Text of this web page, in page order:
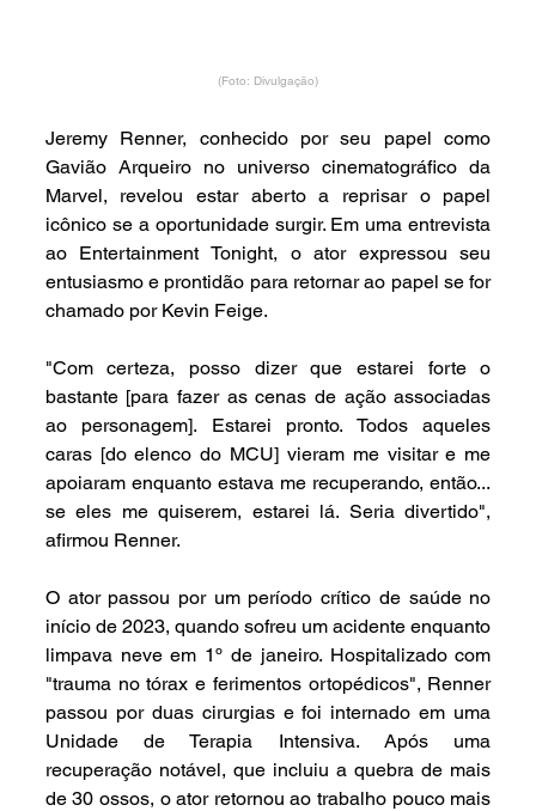
(Foto: Divulgação)
Jeremy Renner, conhecido por seu papel como
Gavião Arqueiro no universo cinematográfico da
Marvel, revelou estar aberto a reprisar o papel
icônico se a oportunidade surgir. Em uma entrevista
ao Entertainment Tonight, o ator expressou seu
entusiasmo e prontidão para retornar ao papel se for
chamado por Kevin Feige.
"Com certeza, posso dizer que estarei forte o
bastante [para fazer as cenas de ação associadas
ao personagem]. Estarei pronto. Todos aqueles
caras [do elenco do MCU] vieram me visitar e me
apoiaram enquanto estava me recuperando, então...
se eles me quiserem, estarei lá. Seria divertido",
afirmou Renner.
O ator passou por um período crítico de saúde no
início de 2023, quando sofreu um acidente enquanto
limpava neve em 1º de janeiro. Hospitalizado com
"trauma no tórax e ferimentos ortopédicos", Renner
passou por duas cirurgias e foi internado em uma
Unidade de Terapia Intensiva. Após uma
recuperação notável, que incluiu a quebra de mais
de 30 ossos, o ator retornou ao trabalho pouco mais